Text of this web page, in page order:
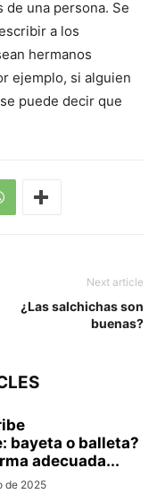
de una persona. Se
a los
hermanos
ejemplo, si alguien
puede decir que
Next article
¿Las salchichas son
buenas?
bayeta o balleta?
adecuada...
de 2025